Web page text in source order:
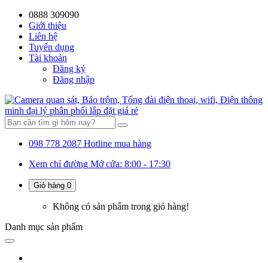
0888 309090
Giới thiệu
Liên hệ
Tuyển dụng
Tài khoản
Đăng ký
Đăng nhập
098 778 2087 Hotline mua hàng
Xem chỉ đường Mở cửa: 8:00 - 17:30
Giỏ hàng 0
Không có sản phẩm trong giỏ hàng!
Danh mục sản phẩm